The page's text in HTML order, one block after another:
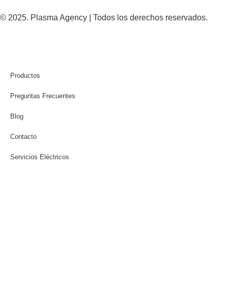
© 2025. Plasma Agency | Todos los derechos reservados.
Productos
Preguntas Frecuentes
Blog
Contacto
Servicios Eléctricos